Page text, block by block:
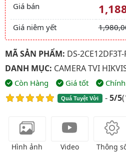
Giá và khuyến
Giá bán
Giá niêm yết
MÃ SẢN PHẨM: DS-2CE12DF3T-
DANH MỤC: CAMERA TVI
Còn Hàng Giá tốt
Quá Tuyệt Vời -5/5(
Hình ảnh Video
Thông